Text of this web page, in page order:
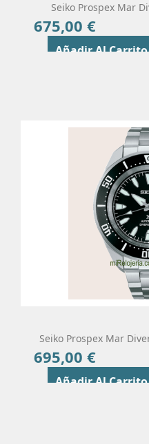
Seiko Prospex Mar
675,00 €
Añadir Al Carrito
Seiko Prospex Mar
695,00 €
Añadir Al Carrito